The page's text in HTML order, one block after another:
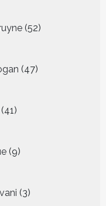
52
producten
47
producten
41
producten
9
producten
3
producten